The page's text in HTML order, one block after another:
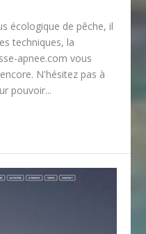
écologique de pêche, il
techniques, la
apnee.com vous
N'hésitez pas à
pouvoir...